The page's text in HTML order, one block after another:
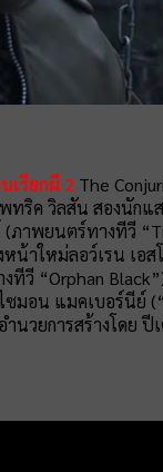
เรียกผี 2 The
ทริค วิลสัน สองนัก
(ภาพยนตร์ทางทีวี
น้าใหม่ลอว์เรน เอ
ทีวี “Orphan
มอน แมคเบอร์นีย์
ำนวยการสร้างโด